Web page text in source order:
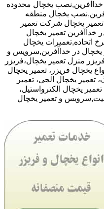
یخچال محدوده
یخچال منطقه
یخچال شرکت تعمیر
خداآفرین تعمیر یخچال
اتحاده,تعمیرات یخچال
یخچال در خداآفرین,سرویس و
منزل تعمیر یخچال،فریزر
یخچال فریزر، تعمیر یخچال
تعمیر یخچال الجی، تعمیر
یخچال الکترواستیل،
و تعمیر یخچال